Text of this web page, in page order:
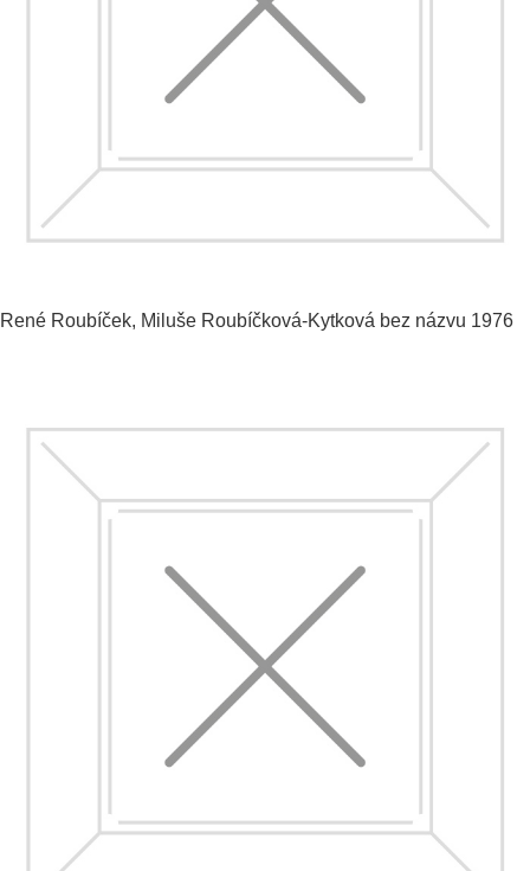
René Roubíček, Miluše Roubíčková-Kytková bez názvu 1976